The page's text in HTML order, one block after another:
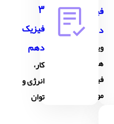
فیزیک
دهم
ویژگی
های
فیزیکی
مواد
3
فیزیک
دهم
کار،
انرژی و
توان